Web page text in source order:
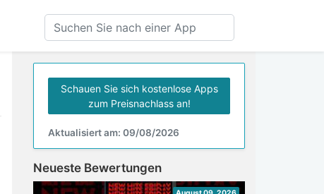
Schauen Sie sich kostenlose Apps
zum Preisnachlass an!
Aktualisiert am: 09/08/2026
Neueste Bewertungen